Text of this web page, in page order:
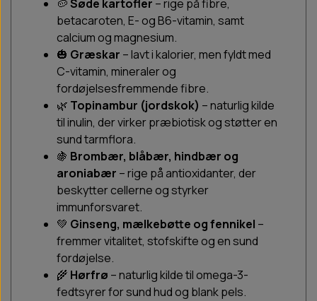
🥔Søde kartofler – rige på fibre,
betacaroten, E- og B6-vitamin, samt
calcium og magnesium.
🎃 Græskar – lavt i kalorier, men fyldt med
C-vitamin, mineraler og
fordøjelsesfremmende fibre.
🌿 Topinambur (jordskok) – naturlig kilde
til inulin, der virker præbiotisk og støtter en
sund tarmflora.
🍇 Brombær, blåbær, hindbær og
aroniabær – rige på antioxidanter, der
beskytter cellerne og styrker
immunforsvaret.
💚 Ginseng, mælkebøtte og fennikel –
fremmer vitalitet, stofskifte og en sund
fordøjelse.
🌾 Hørfrø – naturlig kilde til omega-3-
fedtsyrer for sund hud og blank pels.